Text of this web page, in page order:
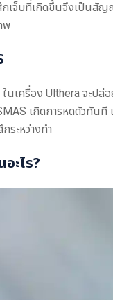
จ็บที่เกิดขึ้นจึงเป็นสั
พ
เครื่อง Ulthera จะ
เกิดการหดตัวทันที
ระหว่างทำ
ะไร?